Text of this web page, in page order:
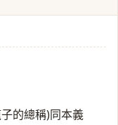
的總稱)同本義